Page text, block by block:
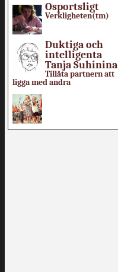
Osportsligt
Verkligheten(tm)
Duktiga och
intelligenta
Tanja Suhinina
Tillåta partnern att
ligga med andra